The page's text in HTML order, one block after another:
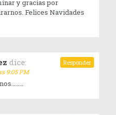
y gracias por
Felices Navidades
dice:
9:05 PM
Responder